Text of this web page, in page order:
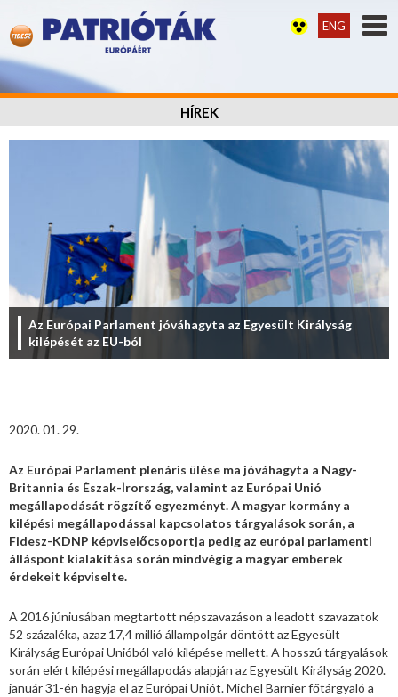
ENG
HÍREK
Az Európai Parlament jóváhagyta az Egyesült Királyság
kilépését az EU-ból
2020. 01. 29.
Az Európai Parlament plenáris ülése ma jóváhagyta a Nagy-
Britannia és Észak-Írország, valamint az Európai Unió
megállapodását rögzítő egyezményt. A magyar kormány a
kilépési megállapodással kapcsolatos tárgyalások során, a
Fidesz-KDNP képviselőcsoportja pedig az európai parlamenti
álláspont kialakítása során mindvégig a magyar emberek
érdekeit képviselte.
A 2016 júniusában megtartott népszavazáson a leadott szavazatok
52 százaléka, azaz 17,4 millió állampolgár döntött az Egyesült
Királyság Európai Unióból való kilépése mellett. A hosszú tárgyalások
során elért kilépési megállapodás alapján az Egyesült Királyság 2020.
január 31-én hagyja el az Európai Uniót. Michel Barnier főtárgyaló a